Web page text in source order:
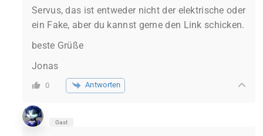
Servus, das ist entweder nicht der elektrische oder
ein Fake, aber du kannst gerne den Link schicken.
beste Grüße
Jonas
0 Antworten
Gast